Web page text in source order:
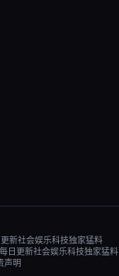
新社会娱乐科技独家猛料
日更新社会娱乐科技独家猛料
声明